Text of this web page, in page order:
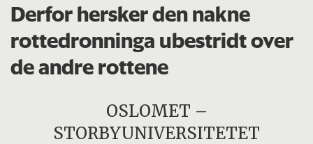
Derfor hersker den nakne
rottedronninga ubestridt over
de andre rottene
OSLOMET –
STORBYUNIVERSITETET